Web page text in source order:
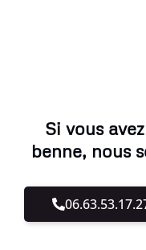
Si vous
benne, nous